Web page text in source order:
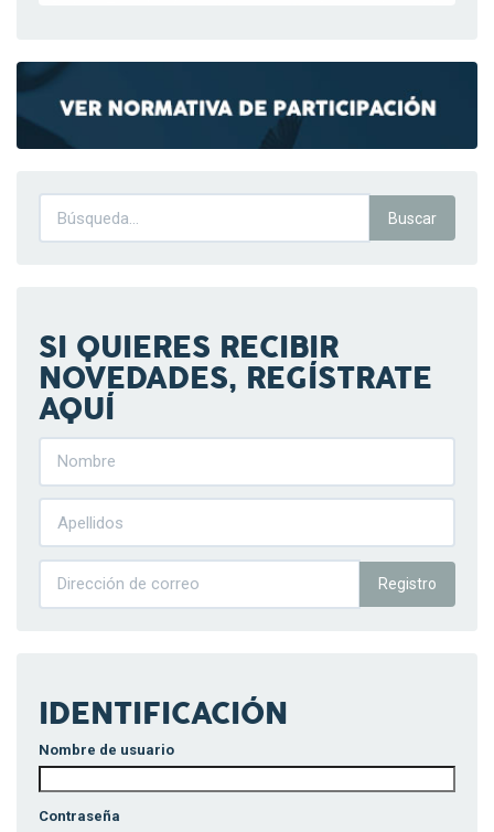
SI QUIERES RECIBIR
NOVEDADES, REGÍSTRATE
AQUÍ
Registro
IDENTIFICACIÓN
Nombre de usuario
Contraseña